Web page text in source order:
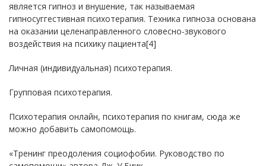
является гипноз и внушение, так называемая
гипносуггестивная психотерапия. Техника гипноза основана
на оказании целенаправленного словесно-звукового
воздействия на психику пациента[4]
Личная (индивидуальная) психотерапия.
Групповая психотерапия.
Психотерапия онлайн, психотерапия по книгам, сюда же
можно добавить самопомощь.
«Тренинг преодоления социофобии. Руководство по